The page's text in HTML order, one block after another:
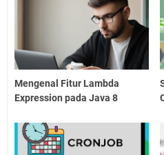
Mengenal Fitur Lambda
Expression pada Java 8